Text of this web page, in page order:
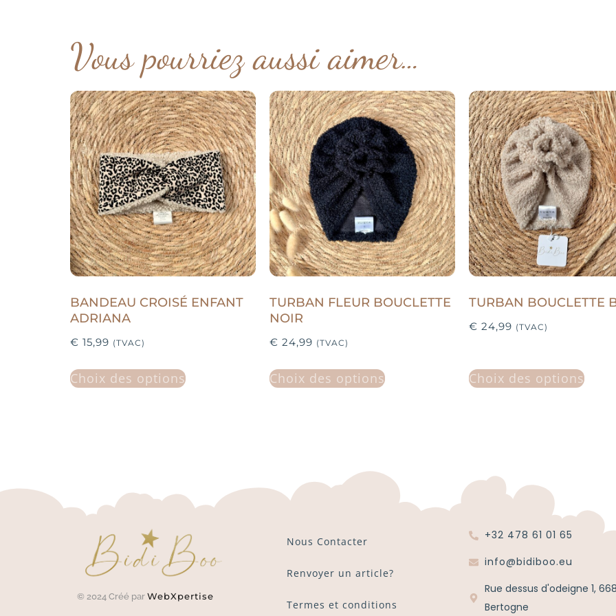
Vous pourriez aussi aimer…
BANDEAU CROISÉ ENFANT
ADRIANA
€ 15,99 (TVAC)
Choix des options
TURBAN FLEUR BOUCLETTE
NOIR
€ 24,99 (TVAC)
Choix des options
TURBAN BOUCLETTE
€ 24,99 (TVAC)
Choix des options
© 2024 Créé par WebXpertise
Nous Contacter
Renvoyer un article?
Termes et conditions
+32 478 61 01 65
info@bidiboo.eu
Rue dessus d'odeigne 1,
Bertogne